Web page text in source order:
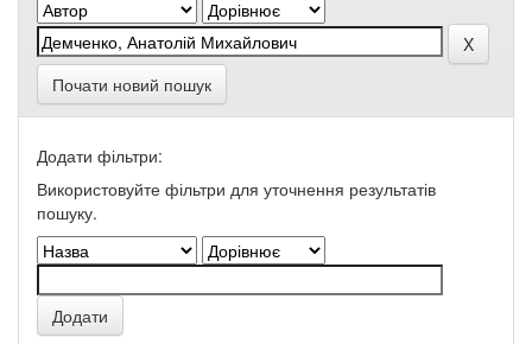
Почати новий пошук
Додати фільтри:
Використовуйте фільтри для уточнення результатів
пошуку.